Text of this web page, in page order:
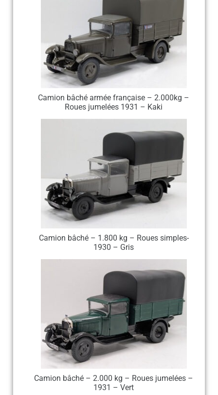
Camion bâché armée française – 2.000kg –
Roues jumelées 1931 – Kaki
Camion bâché – 1.800 kg – Roues simples-
1930 – Gris
Camion bâché – 2.000 kg – Roues jumelées –
1931 – Vert